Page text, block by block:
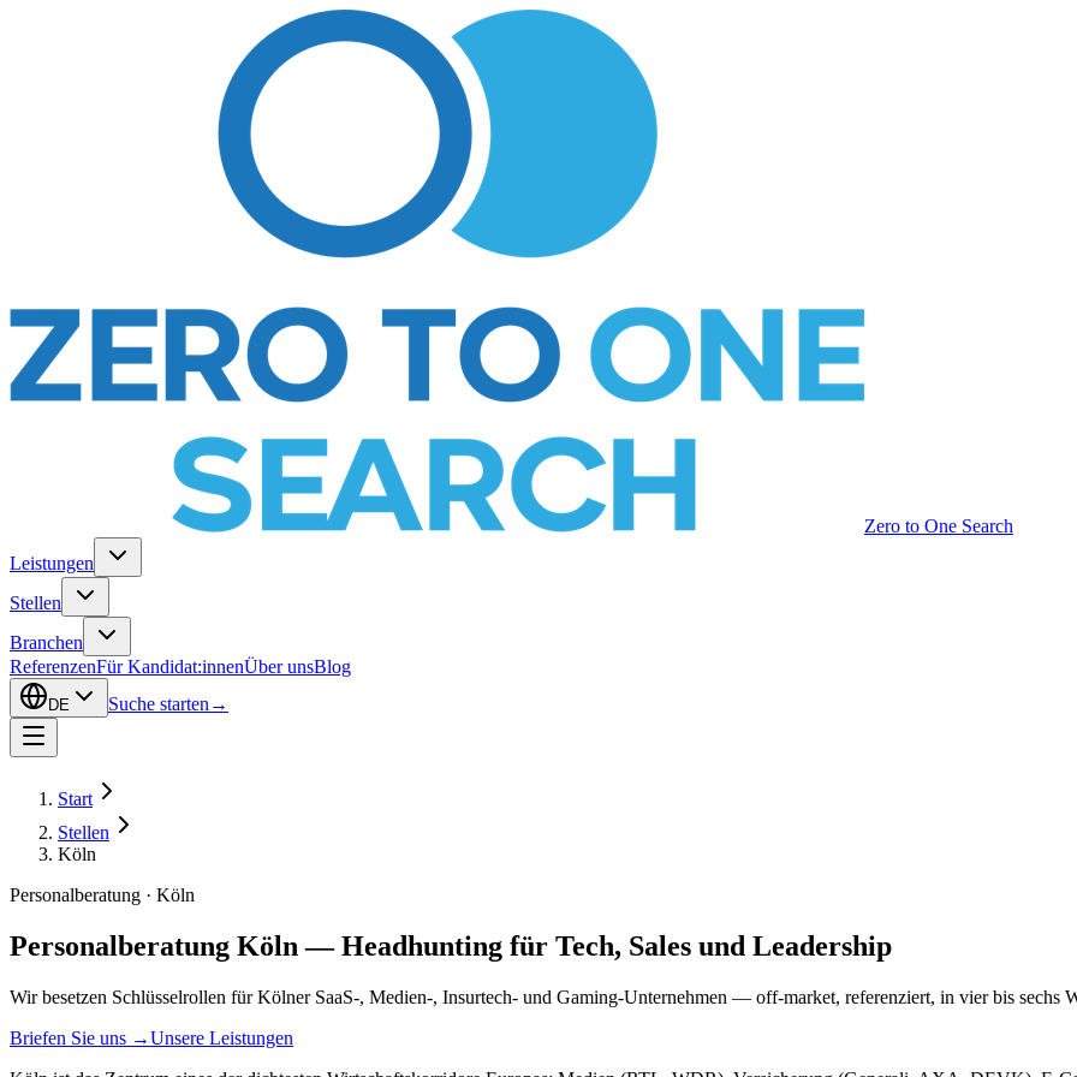
Zero to One Search
Leistungen
Stellen
Branchen
ReferenzenFür Kandidat:innenÜber unsBlog
DE Suche starten →
Start
Stellen
Köln
Personalberatung · Köln
Personalberatung Köln — Headhunting für Tech, Sales und Leadership
Wir besetzen Schlüsselrollen für Kölner SaaS-, Medien-, Insurtech- und Gaming-Unternehmen — off-market, referenziert, in vier bis sechs
Briefen Sie uns →Unsere Leistungen